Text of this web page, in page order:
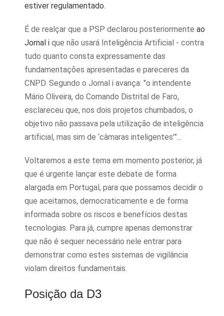
estiver regulamentado
É de realçar que a PSP declarou posteriormente ao
Jornal i que não usará Inteligência Artificial - contra
tudo quanto consta expressamente das
fundamentações apresentadas e pareceres da
CNPD. Segundo o Jornal i avança: "o intendente
Mário Oliveira, do Comando Distrital de Faro,
esclareceu que, nos dois projetos chumbados, o
objetivo não passava pela utilização de inteligência
artificial, mas sim de ‘câmaras inteligentes’”...
Voltaremos a este tema em momento posterior, já
que é urgente lançar este debate de forma
alargada em Portugal, para que possamos decidir o
que aceitamos, democraticamente e de forma
informada sobre os riscos e benefícios destas
tecnologias. Para já, cumpre apenas demonstrar
que não é sequer necessário nele entrar para
demonstrar como estes sistemas de vigilância
violam direitos fundamentais.
Posição da D3